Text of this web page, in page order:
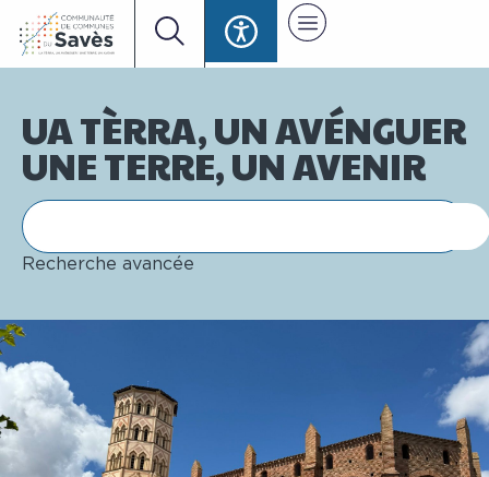
UA TÈRRA, UN AVÉNGUER
UNE TERRE, UN AVENIR
Recherche avancée